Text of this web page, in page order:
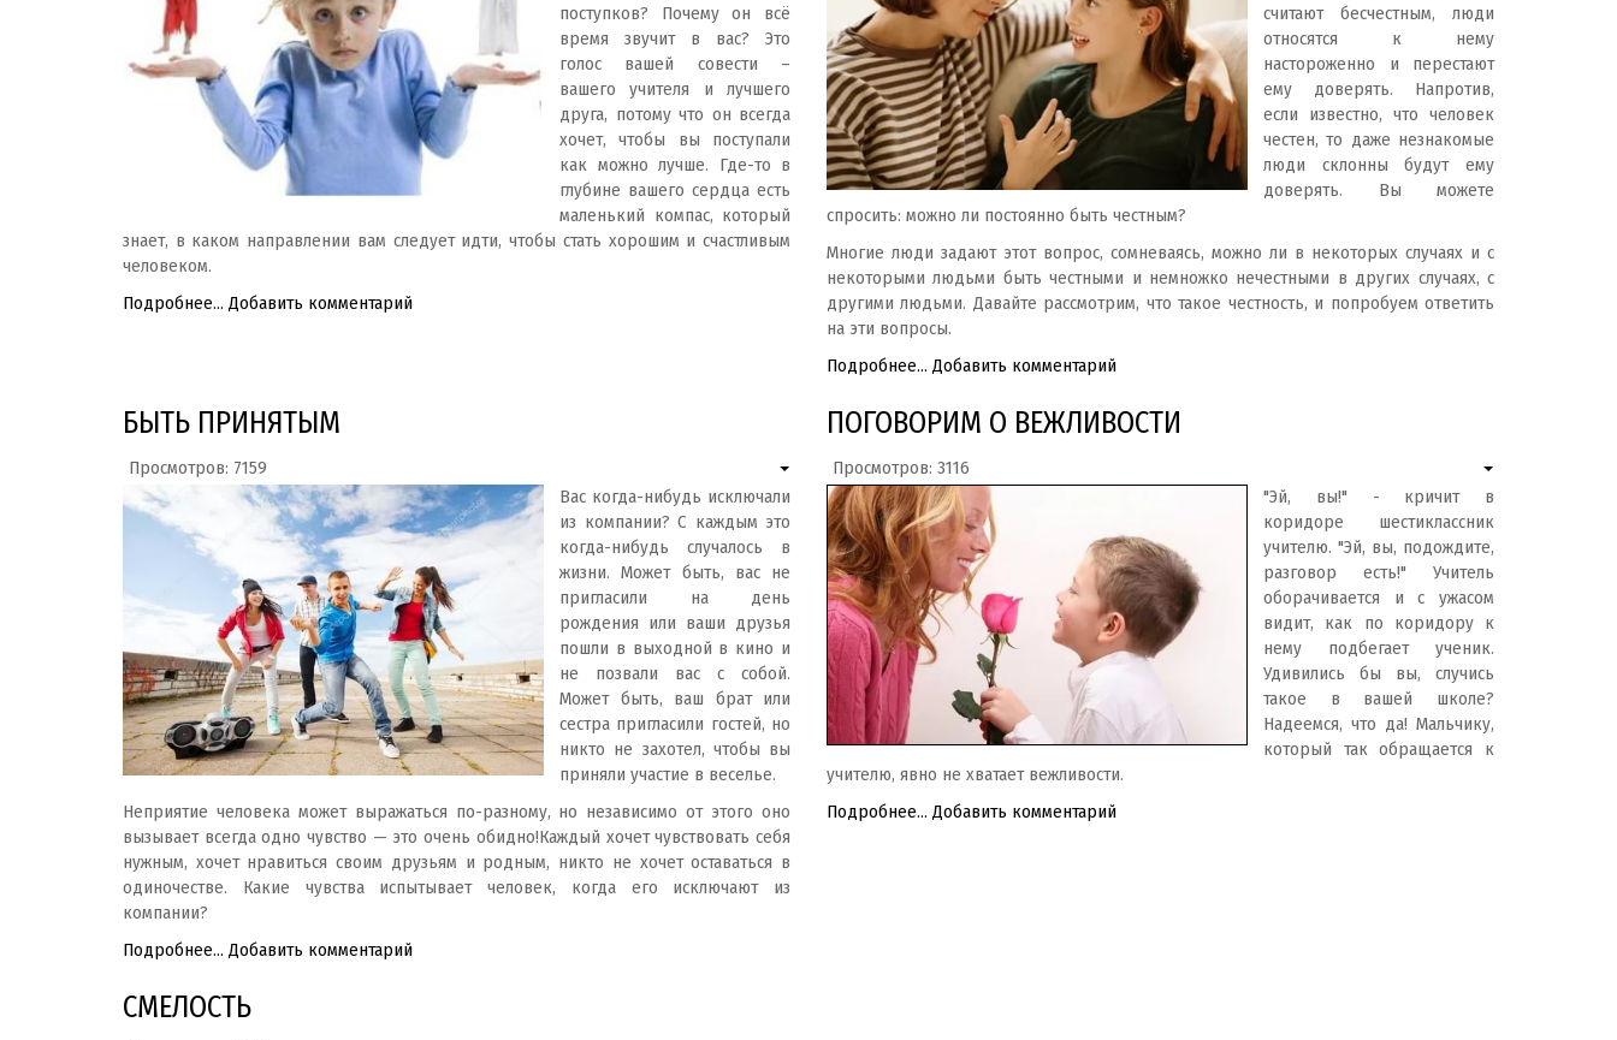
поступков? Почему он всё
время звучит в вас? Это
голос вашей совести –
вашего учителя и лучшего
друга, потому что он всегда
хочет, чтобы вы поступали
как можно лучше. Где-то в
глубине вашего сердца есть
маленький компас, который
знает, в каком направлении вам следует идти, чтобы стать хорошим и счастливым
человеком.
Подробнее... Добавить комментарий
считают бесчестным, люди
относятся к нему
настороженно и перестают
ему доверять. Напротив,
если известно, что человек
честен, то даже незнакомые
люди склонны будут ему
доверять. Вы можете
спросить: можно ли постоянно быть честным?
Многие люди задают этот вопрос, сомневаясь, можно ли в некоторых случаях и с
некоторыми людьми быть честными и немножко нечестными в других случаях, с
другими людьми. Давайте рассмотрим, что такое честность, и попробуем ответить
на эти вопросы.
Подробнее... Добавить комментарий
БЫТЬ ПРИНЯТЫМ
Просмотров: 7159
Вас когда-нибудь исключали
из компании? С каждым это
когда-нибудь случалось в
жизни. Может быть, вас не
пригласили на день
рождения или ваши друзья
пошли в выходной в кино и
не позвали вас с собой.
Может быть, ваш брат или
сестра пригласили гостей, но
никто не захотел, чтобы вы
приняли участие в веселье.
Неприятие человека может выражаться по-разному, но независимо от этого оно
вызывает всегда одно чувство — это очень обидно!Каждый хочет чувствовать себя
нужным, хочет нравиться своим друзьям и родным, никто не хочет оставаться в
одиночестве. Какие чувства испытывает человек, когда его исключают из
компании?
Подробнее... Добавить комментарий
ПОГОВОРИМ О ВЕЖЛИВОСТИ
Просмотров: 3116
"Эй, вы!" - кричит в
коридоре шестиклассник
учителю. "Эй, вы, подождите,
разговор есть!" Учитель
оборачивается и с ужасом
видит, как по коридору к
нему подбегает ученик.
Удивились бы вы, случись
такое в вашей школе?
Надеемся, что да! Мальчику,
который так обращается к
учителю, явно не хватает вежливости.
Подробнее... Добавить комментарий
СМЕЛОСТЬ